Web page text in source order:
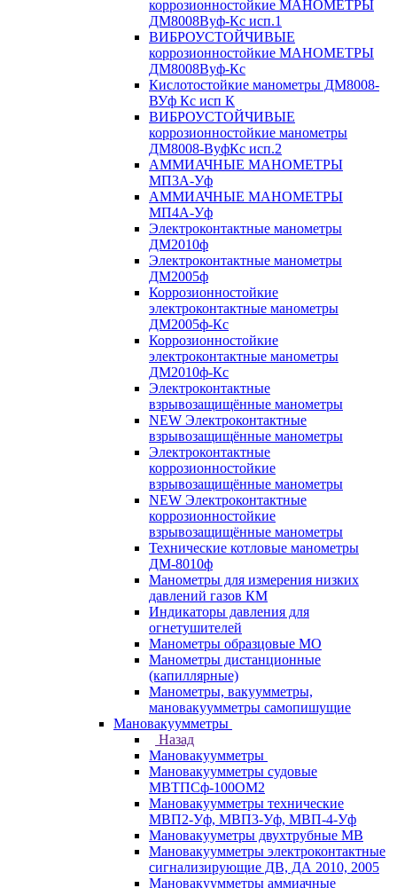
коррозионностойкие МАНОМЕТРЫ
ДМ8008Вуф-Кс исп.1
ВИБРОУСТОЙЧИВЫЕ
коррозионностойкие МАНОМЕТРЫ
ДМ8008Вуф-Кс
Кислотостойкие манометры ДМ8008-
ВУф Кс исп К
ВИБРОУСТОЙЧИВЫЕ
коррозионностойкие манометры
ДМ8008-ВуфКс исп.2
АММИАЧНЫЕ МАНОМЕТРЫ
МП3А-Уф
АММИАЧНЫЕ МАНОМЕТРЫ
МП4А-Уф
Электроконтактные манометры
ДМ2010ф
Электроконтактные манометры
ДМ2005ф
Коррозионностойкие
электроконтактные манометры
ДМ2005ф-Кс
Коррозионностойкие
электроконтактные манометры
ДМ2010ф-Кс
Электроконтактные
взрывозащищённые манометры
NEW Электроконтактные
взрывозащищённые манометры
Электроконтактные
коррозионностойкие
взрывозащищённые манометры
NEW Электроконтактные
коррозионностойкие
взрывозащищённые манометры
Технические котловые манометры
ДМ-8010ф
Манометры для измерения низких
давлений газов КМ
Индикаторы давления для
огнетушителей
Манометры образцовые МО
Манометры дистанционные
(капиллярные)
Манометры, вакуумметры,
мановакуумметры самопишущие
Мановакуумметры
Назад
Мановакуумметры
Мановакуумметры судовые
МВТПСф-100ОМ2
Мановакуумметры технические
МВП2-Уф, МВП3-Уф, МВП-4-Уф
Мановакууметры двухтрубные МВ
Мановакуумметры электроконтактные
сигнализирующие ДВ, ДА 2010, 2005
Мановакуумметры аммиачные